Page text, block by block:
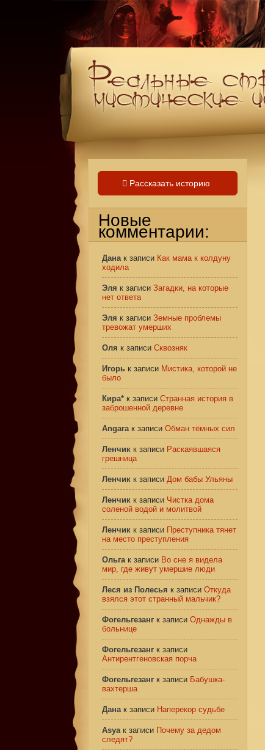
Рассказать историю
Новые
комментарии:
Данак записи Как мама к колдуну
ходила
Эля к записи Загадки, на которые
нет ответа
Эля к записи Земные проблемы
тревожат умерших
Оля к записи Сквозняк
Игорь к записи Мистика, которой не
было
Кира* к записи Странная история в
заброшенной деревне
Angaraк записи Обман тёмных сил
Ленчик к записи Раскаявшаяся
грешница
Ленчик к записи Дом бабы Ульяны
Ленчик к записи Чистка дома
соленой водой и молитвой
Ленчик к записи Преступника тянет
на место преступления
Ольгак записи Во сне я видела
мир, где живут умершие люди
Леся из Полесья к записи Откуда
взялся этот странный мальчик?
Фогельгезанг к записи Однажды в
больнице
Фогельгезанг к записи
Антирентгеновская порча
Фогельгезанг к записи Бабушка-
вахтерша
Данак записи Наперекор судьбе
Asyaк записи Почему за дедом
следят?